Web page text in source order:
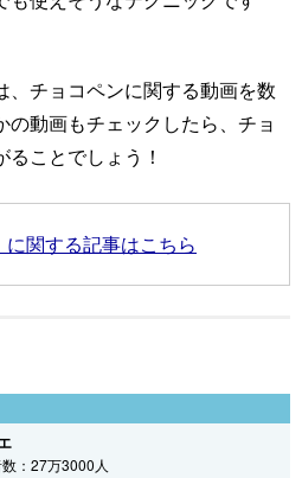
、チョコペンに関する動画を数
動画もチェックしたら、チョ
ことでしょう！
に関する記事はこちら
：27万3000人